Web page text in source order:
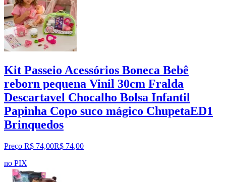
Kit Passeio Acessórios Boneca Bebê
reborn pequena Vinil 30cm Fralda
Descartavel Chocalho Bolsa Infantil
Papinha Copo suco mágico ChupetaED1
Brinquedos
Preço R$ 74,00R$ 74,00
no PIX